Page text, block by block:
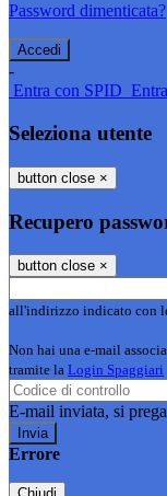
Password dimenticata?
-
Entra con SPID
Seleziona utente
button close ×
Recupero
button close ×
all'indirizzo indicato con
Non hai una e-mail
tramite la Login Spaggiari
E-mail inviata, si
Errore